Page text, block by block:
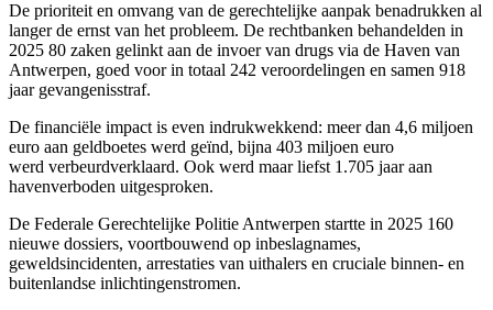
De prioriteit en omvang van de gerechtelijke aanpak benadrukken al
langer de ernst van het probleem. De rechtbanken behandelden in
2025 80 zaken gelinkt aan de invoer van drugs via de Haven van
Antwerpen, goed voor in totaal 242 veroordelingen en samen 918
jaar gevangenisstraf.
De financiële impact is even indrukwekkend: meer dan 4,6 miljoen
euro aan geldboetes werd geïnd, bijna 403 miljoen euro
werd verbeurdverklaard. Ook werd maar liefst 1.705 jaar aan
havenverboden uitgesproken.
De Federale Gerechtelijke Politie Antwerpen startte in 2025 160
nieuwe dossiers, voortbouwend op inbeslagnames,
geweldsincidenten, arrestaties van uithalers en cruciale binnen‑ en
buitenlandse inlichtingenstromen.